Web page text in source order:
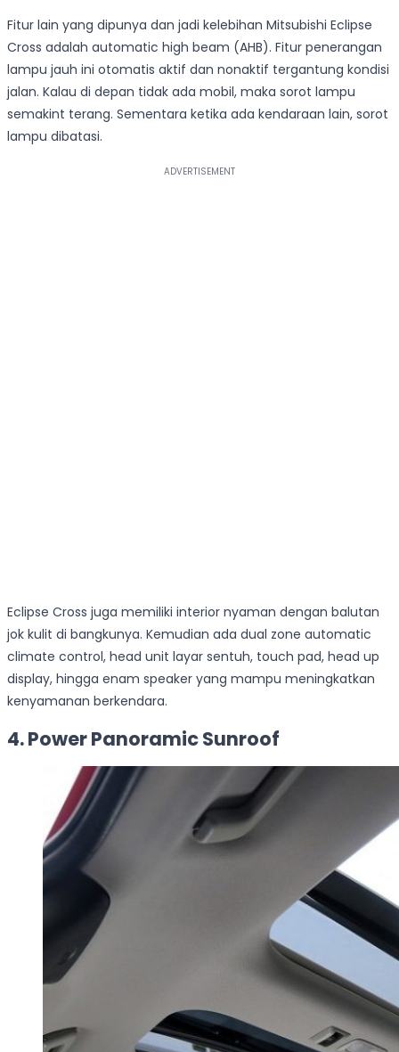
Fitur lain yang dipunya dan jadi kelebihan Mitsubishi Eclipse
Cross adalah automatic high beam (AHB). Fitur penerangan
lampu jauh ini otomatis aktif dan nonaktif tergantung kondisi
jalan. Kalau di depan tidak ada mobil, maka sorot lampu
semakint terang. Sementara ketika ada kendaraan lain, sorot
lampu dibatasi.
Eclipse Cross juga memiliki interior nyaman dengan balutan
jok kulit di bangkunya. Kemudian ada dual zone automatic
climate control, head unit layar sentuh, touch pad, head up
display, hingga enam speaker yang mampu meningkatkan
kenyamanan berkendara.
4. Power Panoramic Sunroof